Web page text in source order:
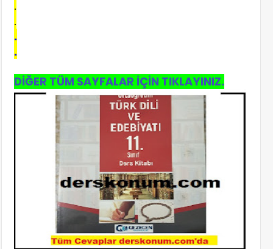
.
.
.
.
DİĞER TÜM SAYFALAR İÇİN TIKLAYINIZ.